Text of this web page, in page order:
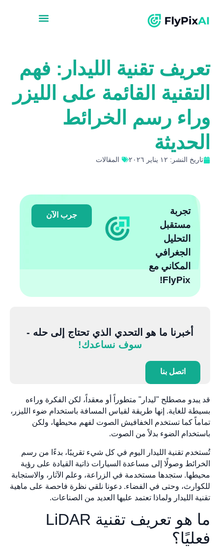
تعريف تقنية الليدار: فهم
التقنية القائمة على الليزر
وراء رسم الخرائط
الحديثة
تاريخ النشر: ١٢ يناير ٢٠٢٦ المقالات
تجربة
مستقبل
التحليل
الجغرافي
المكاني مع
FlyPix!
جرب الآن
أخبرنا ما هو التحدي الذي تحتاج إلى حله -
سوف نساعدك!
اتصل بنا
قد يبدو مصطلح "ليدار" متطوراً أو معقداً، لكن الفكرة وراءه
بسيطة للغاية. إنها طريقة لقياس المسافة باستخدام ضوء الليزر،
تماماً كما تستخدم الخفافيش الصوت لفهم محيطها، ولكن
باستخدام الضوء بدلاً من الصوت.
تُستخدم تقنية الليدار اليوم في كل شيء تقريبًا، بدءًا من رسم
الخرائط وصولًا إلى مساعدة السيارات ذاتية القيادة على رؤية
محيطها. ستجدها مستخدمة في الزراعة، وعلم الآثار، والاستجابة
للكوارث، وحتى في الفضاء. دعونا نلقي نظرة فاحصة على ماهية
تقنية الليدار ولماذا تعتمد عليها العديد من الصناعات.
ما هو تعريف تقنية LiDAR
فعليًا؟